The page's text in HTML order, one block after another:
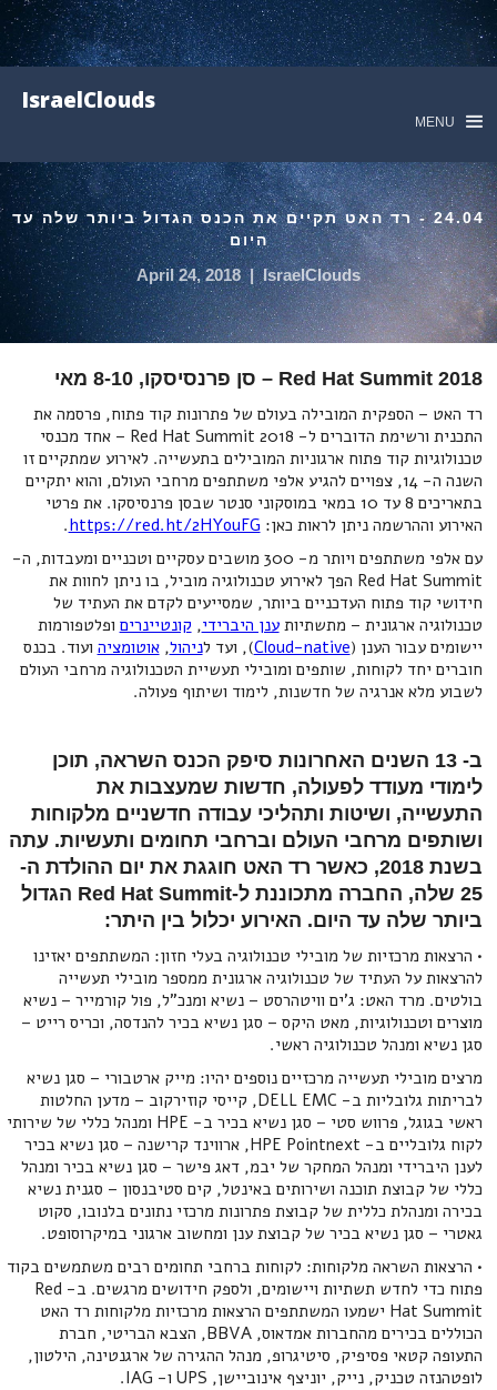
IsraelClouds
MENU
24.04 - רד האט תקיים את הכנס הגדול ביותר שלה עד
היום
IsraelClouds
|
April 24, 2018
Red Hat Summit 2018 – סן פרנסיסקו, 8-10 מאי
רד האט – הספקית המובילה בעולם של פתרונות קוד פתוח, פרסמה את
התכנית ורשימת הדוברים ל- Red Hat Summit 2018 – אחד מכנסי
טכנולוגיות קוד פתוח ארגוניות המובילים בתעשייה. לאירוע שמתקיים זו
השנה ה- 14, צפויים להגיע אלפי משתתפים מרחבי העולם, והוא יתקיים
בתאריכים 8 עד 10 במאי במוסקוני סנטר שבסן פרנסיסקו. את פרטי
האירוע וההרשמה ניתן לראות כאן: https://red.ht/2HYouFG
.
עם אלפי משתתפים ויותר מ- 300 מושבים עסקיים וטכניים ומעבדות, ה-
Red Hat Summit הפך לאירוע טכנולוגיה מוביל, בו ניתן לחוות את
חידושי קוד פתוח העדכניים ביותר, שמסייעים לקדם את העתיד של
טכנולוגיה ארגונית – מתשתיותענן היברידי, קונטיינרים ופלטפורמות
יישומים עבור הענן (Cloud-native), ועד לניהול,אוטומציה ועוד. בכנס
חוברים יחד לקוחות, שותפים ומובילי תעשיית הטכנולוגיה מרחבי העולם
לשבוע מלא אנרגיה של חדשנות, לימוד ושיתוף פעולה.
ב- 13 השנים האחרונות סיפק הכנס השראה, תוכן
לימודי מעודד לפעולה, חדשות שמעצבות את
התעשייה, ושיטות ותהליכי עבודה חדשניים מלקוחות
ושותפים מרחבי העולם וברחבי תחומים ותעשיות. עתה
בשנת 2018, כאשר רד האט חוגגת את יום ההולדת ה-
25 שלה, החברה מתכוננת ל-Red Hat Summit הגדול
ביותר שלה עד היום. האירוע יכלול בין היתר:
• הרצאות מרכזיות של מובילי טכנולוגיה בעלי חזון: המשתתפים יאזינו
להרצאות על העתיד של טכנולוגיה ארגונית ממספר מובילי תעשייה
בולטים. מרד האט: ג'ים וויטהרסט – נשיא ומנכ"ל, פול קורמייר – נשיא
מוצרים וטכנולוגיות, מאט היקס – סגן נשיא בכיר להנדסה, וכריס רייט –
סגן נשיא ומנהל טכנולוגיה ראשי.
מרצים מובילי תעשייה מרכזיים נוספים יהיו: מייק ארטבורי – סגן נשיא
לבריתות גלובליות ב- DELL EMC, קייסי קוזירקוב – מדען החלטות
ראשי בגוגל, פרווש סטי – סגן נשיא בכיר ב- HPE ומנהל כללי של שירותי
לקוח גלובליים ב- HPE Pointnext, ארווינד קרישנה – סגן נשיא בכיר
לענן היברידי ומנהל המחקר של יבמ, דאג פישר – סגן נשיא בכיר ומנהל
כללי של קבוצת תוכנה ושירותים באינטל, קים סטיבנסון – סגנית נשיא
בכירה ומנהלת כללית של קבוצת פתרונות מרכזי נתונים בלנובו, סקוט
גאטרי – סגן נשיא בכיר של קבוצת ענן ומחשוב ארגוני במיקרוסופט.
• הרצאות השראה מלקוחות: לקוחות ברחבי תחומים רבים משתמשים בקוד
פתוח כדי לחדש תשתיות ויישומים, ולספק חידושים מרגשים. ב- Red
Hat Summit ישמעו המשתתפים הרצאות מרכזיות מלקוחות רד האט
הכוללים בכירים מהחברות אמדאוס, BBVA, הצבא הבריטי, חברת
התעופה קטאי פסיפיק, סיטיגרופ, מנהל ההגירה של ארגנטינה, הילטון,
לופטהנזה טכניק, נייק, יוניצף אינוביישן, UPS ו- IAG.